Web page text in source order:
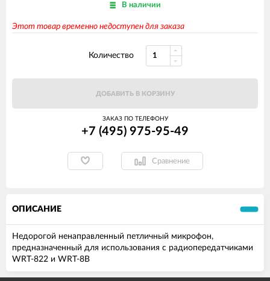
В наличии
Этот товар временно недоступен для заказа
Количество
ДОБАВИТЬ В КОРЗИНУ
ЗАКАЗ ПО ТЕЛЕФОНУ
+7 (495) 975-95-49
Сравнение
ОПИСАНИЕ
Недорогой ненаправленный петличный микрофон,
предназначенный для использования с радиопередатчиками
WRT-822 и WRT-8B